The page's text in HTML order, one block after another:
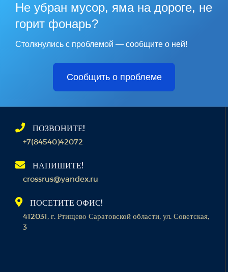
Не убран мусор, яма на дороге, не
горит фонарь?
Столкнулись с проблемой — сообщите о ней!
Сообщить о проблеме
ПОЗВОНИТЕ!
+7(84540)42072
НАПИШИТЕ!
crossrus@yandex.ru
ПОСЕТИТЕ ОФИС!
412031, г. Ртищево Саратовской области, ул. Советская,
3